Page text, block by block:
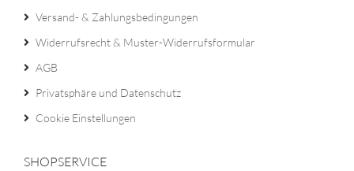
Versand- & Zahlungsbedingungen
Widerrufsrecht & Muster-Widerrufsformular
AGB
Privatsphäre und Datenschutz
Cookie Einstellungen
SHOPSERVICE